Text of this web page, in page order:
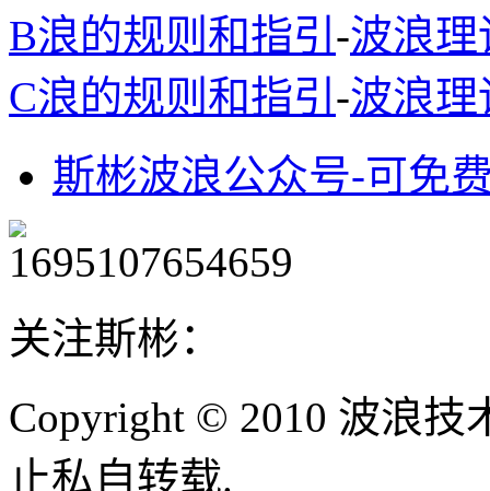
B浪的规则和指引 -波浪
C浪的规则和指引 -波浪理
斯彬波浪公众号-可免
关注斯彬：
Copyright © 2010 波浪技
止私自转载.